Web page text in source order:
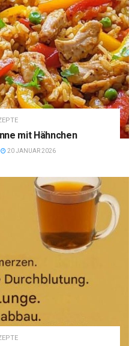
mit Hähnchen
20 JANUAR 2026